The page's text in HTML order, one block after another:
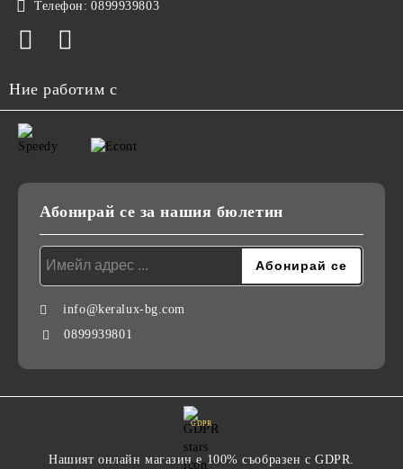
Телефон: 0899939803
Ние работим с
Абонирай се за нашия бюлетин
info@keralux-bg.com
0899939801
GDPR
Нашият онлайн магазин е 100% съобразен с GDPR.